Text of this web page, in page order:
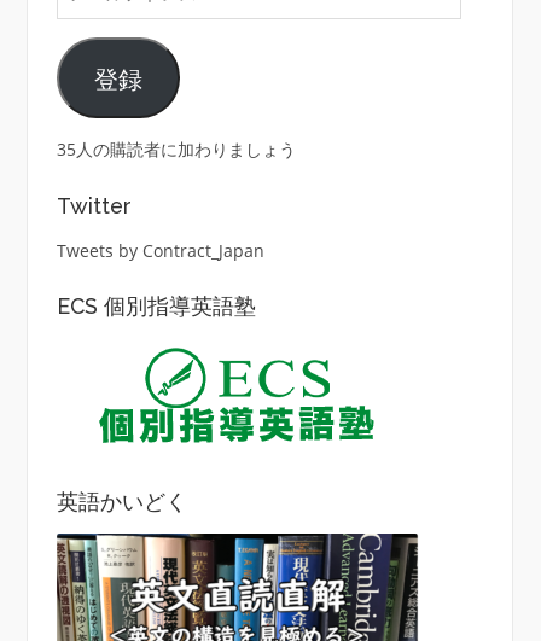
ー
ル
ア
ド
レ
登録
35人の購読者に加わりましょう
Twitter
Tweets by Contract_Japan
ECS 個別指導英語塾
英語かいどく